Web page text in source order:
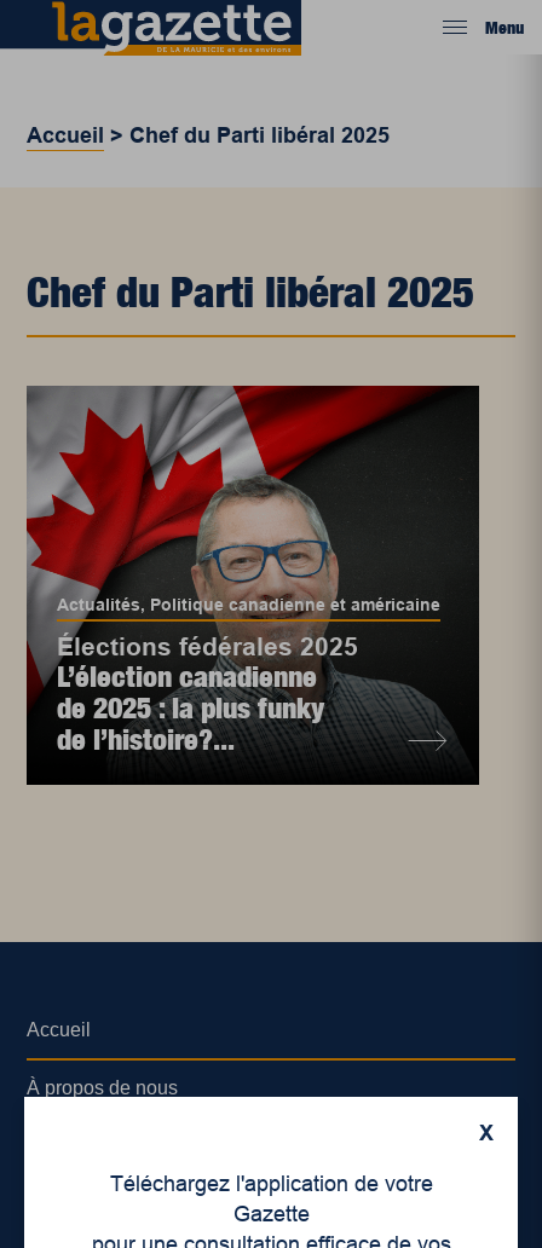
Menu
Accueil > Chef du Parti libéral 2025
Chef du Parti libéral 2025
Actualités, Politique canadienne et américaine
Élections fédérales 2025
L’élection canadienne
de 2025 : la plus funky
de l’histoire?...
X
Téléchargez l'application de votre
Gazette
Accueil
À propos de nous